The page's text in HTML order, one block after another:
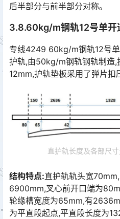
后半部分与前半部分对称｡󠅅󠅃󠄵󠅂󠄪󠇖󠆨󠆨󠇕󠆞󠆒󠅬󠇘󠆭󠆘󠇙󠆝󠅵󠇗󠆭󠆁󠄐󠇗󠅹󠅸󠇖󠆍󠅳󠇖󠅹󠅰󠇖󠆌󠅹
3.8.60kg/m钢轨12号单
专线4249 60kg/m钢轨12号
护轨,由50kg/m钢轨钢轨制造,
12mm,护轨垫板采用了弹片扣
直护轨长度及各部尺
结构特点:直护轨轨头宽
6900mm,叉心前开口端为
轮缘槽宽度为65mm,有
为平直段起点,平直段长度为